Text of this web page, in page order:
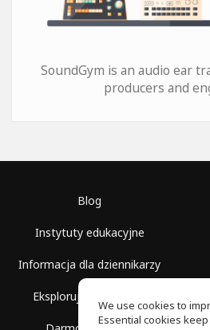
SoundGym is an audio ear
producers and
Blog
Instytuty edukacyjne
Informacja dla dziennikarzy
Eksploruj przestrzenie
We use cookies to
Essential cookies